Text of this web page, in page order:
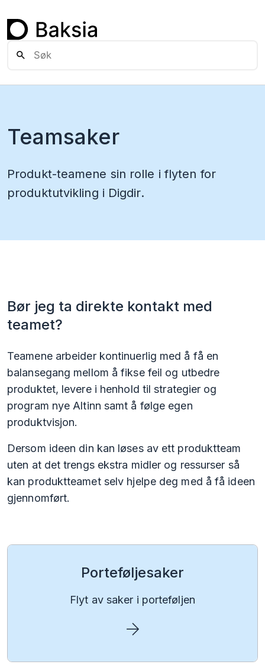
Team­saker
Produkt-teamene sin rolle i flyten for
produktutvikling i Digdir.
Bør jeg ta direkte kontakt med
teamet?
Teamene arbeider kontinuerlig med å få en
balansegang mellom å fikse feil og utbedre
produktet, levere i henhold til strategier og
program nye Altinn samt å følge egen
produktvisjon.
Dersom ideen din kan løses av ett produktteam
uten at det trengs ekstra midler og ressurser så
kan produktteamet selv hjelpe deg med å få ideen
gjennomført.
Portefølje­saker
Flyt av saker i porteføljen